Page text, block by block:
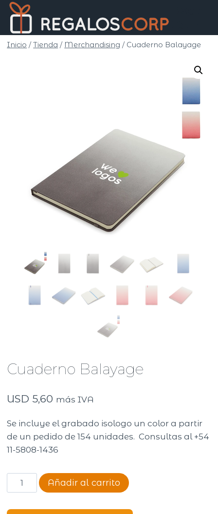
Saltar
contenido
Inicio / Tienda / Merchandising / Cuaderno Balayage
Cuaderno Balayage
USD 5,60 más IVA
Se incluye el grabado isologo un color a partir
de un pedido de 154 unidades. Consultas al +54
11-5808-1436
Cuaderno
Balayage
Añadir al carrito